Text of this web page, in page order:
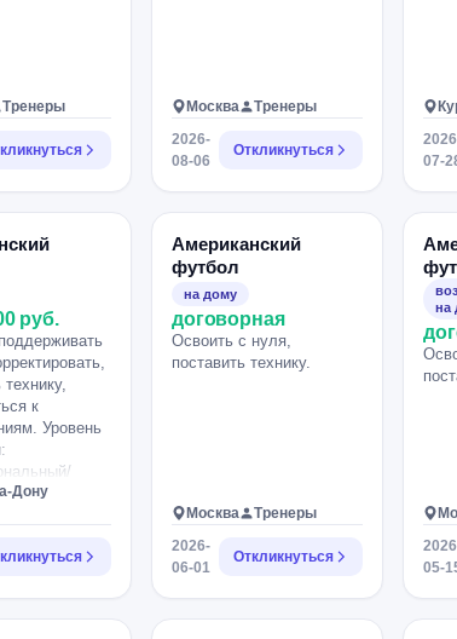
Тренеры
Москва
Тренеры
2026-
08-06
Откликнуться
07-
руб.
технику,
к
Уровень
Дону
Американский
футбол
на дому
договорная
Освоить с нуля,
поставить технику.
Москва
Тренеры
2026-
06-01
Откликнуться
на
05-